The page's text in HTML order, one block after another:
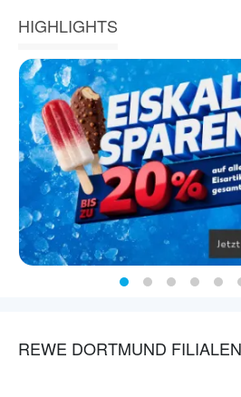
HIGHLIGHTS
REWE DORTMUND FILIALEN